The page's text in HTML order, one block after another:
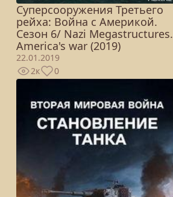
Суперсооружения Третьего
рейха: Война с Америкой.
Сезон 6/ Nazi Megastructures.
America's war (2019)
22.01.2019
2к
0